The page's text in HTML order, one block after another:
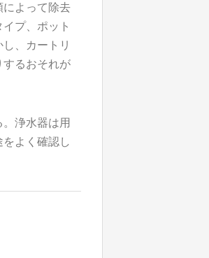
によって除去
プ、ポット
、カートリ
するおそれが
浄水器は用
よく確認し